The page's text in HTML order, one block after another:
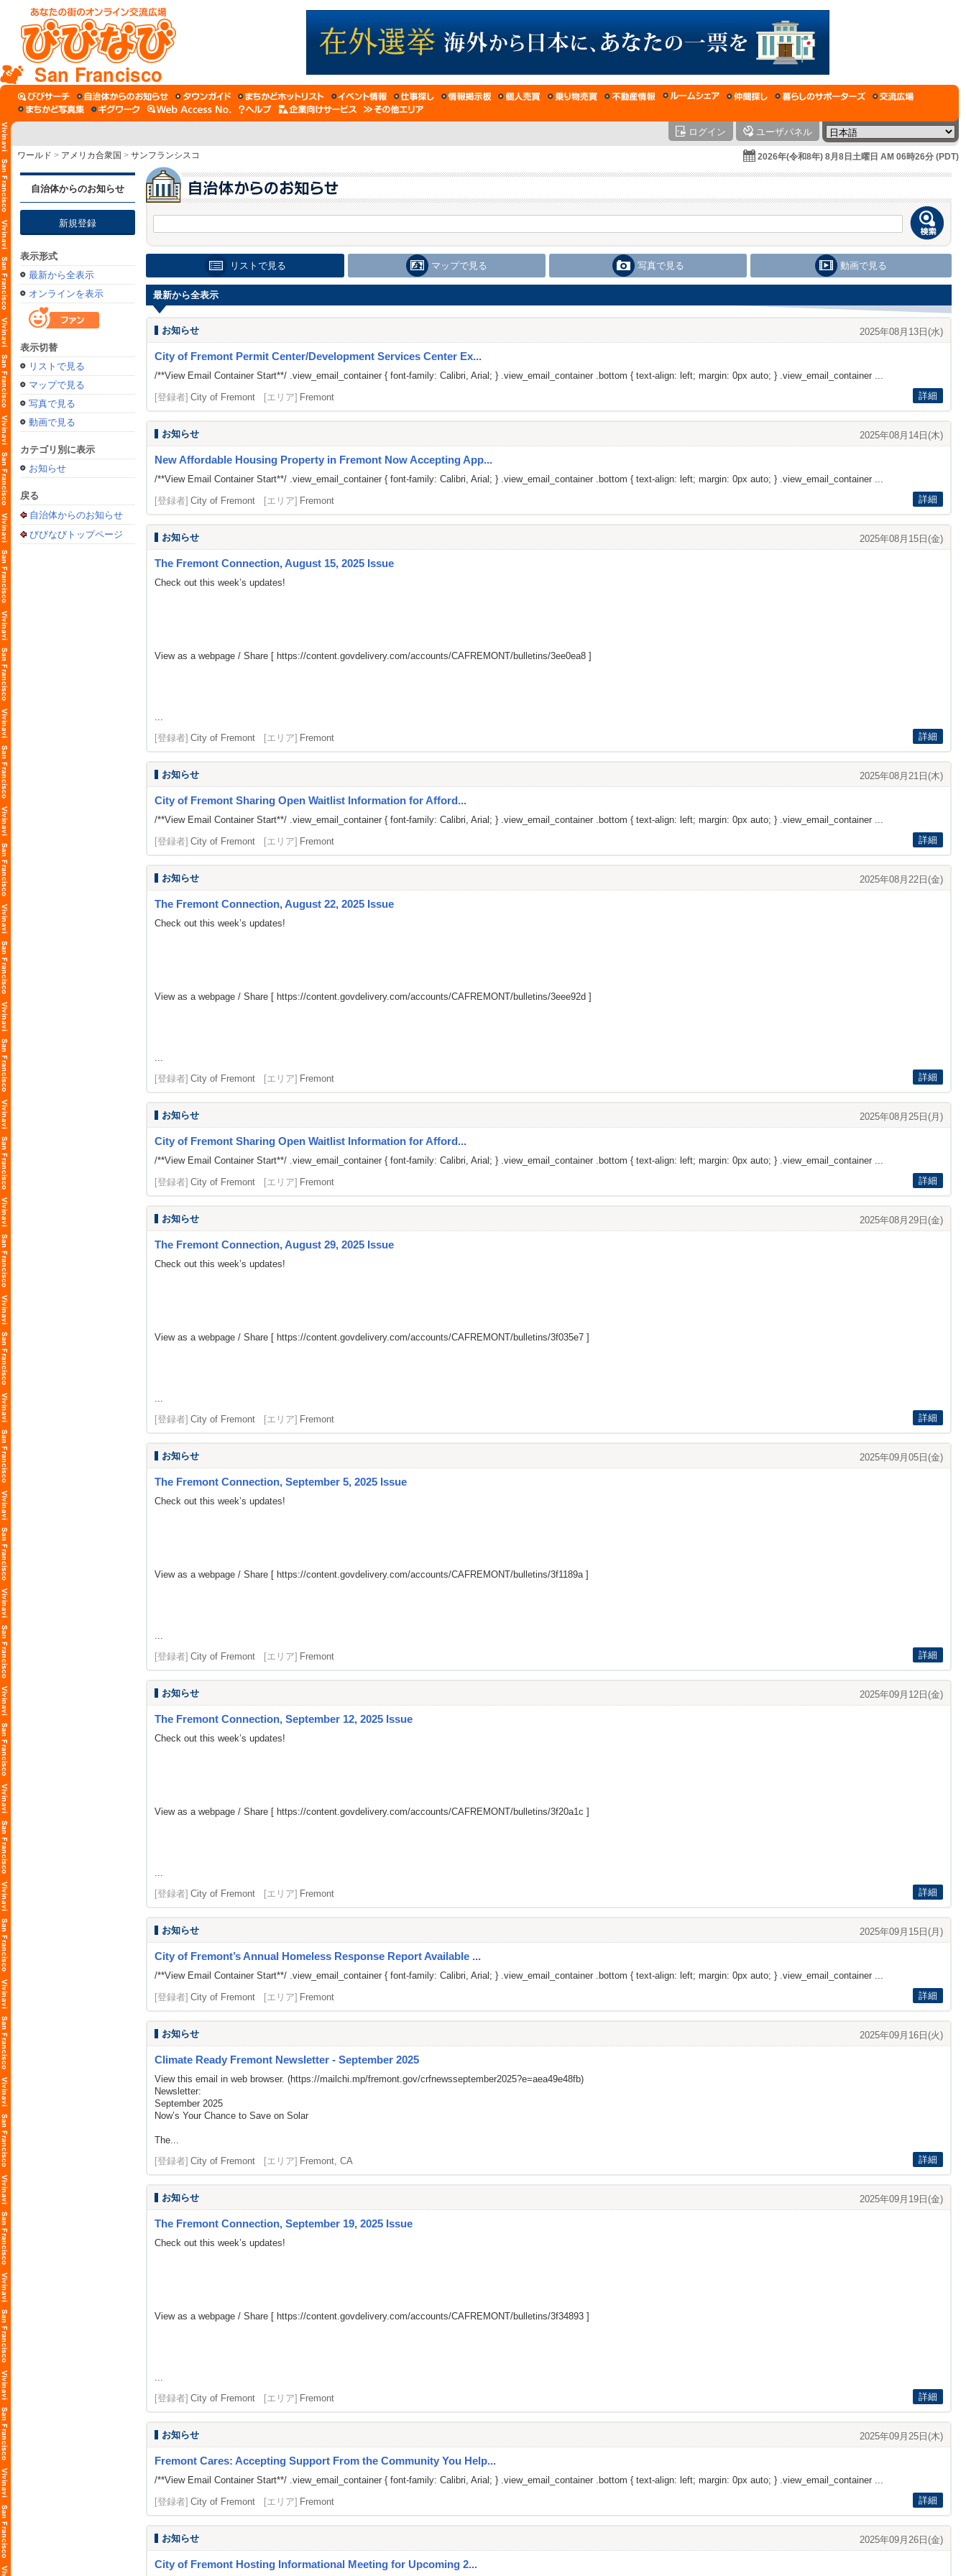
San Francisco
ログイン ユーザパネル
ワールド > アメリカ合衆国 > サンフランシスコ 2026年(令和8年) 8月8日土曜日 AM 06時26分 (PDT)
自治体からのお知らせ
新規登録
表示形式
最新から全表示
オンラインを表示
表示切替
リストで見る
マップで見る
写真で見る
動画で見る
カテゴリ別に表示
お知らせ
戻る
自治体からのお知らせ
びびなびトップページ
リストで見る マップで見る 写真で見る 動画で見る
最新から全表示
お知らせ 2025年08月13日(水)
City of Fremont Permit Center/Development Services Center Ex...
/**View Email Container Start**/ .view_email_container { font-family: Calibri, Arial; } .view_email_container .bottom { text-align: left; margin: 0px auto; } .view_email_container ...
[登録者] City of Fremont [エリア] Fremont 詳細
お知らせ 2025年08月14日(木)
New Affordable Housing Property in Fremont Now Accepting App...
/**View Email Container Start**/ .view_email_container { font-family: Calibri, Arial; } .view_email_container .bottom { text-align: left; margin: 0px auto; } .view_email_container ...
[登録者] City of Fremont [エリア] Fremont 詳細
お知らせ 2025年08月15日(金)
The Fremont Connection, August 15, 2025 Issue
Check out this week’s updates!
View as a webpage / Share [ https://content.govdelivery.com/accounts/CAFREMONT/bulletins/3ee0ea8 ]
...
[登録者] City of Fremont [エリア] Fremont 詳細
お知らせ 2025年08月21日(木)
City of Fremont Sharing Open Waitlist Information for Afford...
/**View Email Container Start**/ .view_email_container { font-family: Calibri, Arial; } .view_email_container .bottom { text-align: left; margin: 0px auto; } .view_email_container ...
[登録者] City of Fremont [エリア] Fremont 詳細
お知らせ 2025年08月22日(金)
The Fremont Connection, August 22, 2025 Issue
Check out this week’s updates!
View as a webpage / Share [ https://content.govdelivery.com/accounts/CAFREMONT/bulletins/3eee92d ]
...
[登録者] City of Fremont [エリア] Fremont 詳細
お知らせ 2025年08月25日(月)
City of Fremont Sharing Open Waitlist Information for Afford...
/**View Email Container Start**/ .view_email_container { font-family: Calibri, Arial; } .view_email_container .bottom { text-align: left; margin: 0px auto; } .view_email_container ...
[登録者] City of Fremont [エリア] Fremont 詳細
お知らせ 2025年08月29日(金)
The Fremont Connection, August 29, 2025 Issue
Check out this week’s updates!
View as a webpage / Share [ https://content.govdelivery.com/accounts/CAFREMONT/bulletins/3f035e7 ]
...
[登録者] City of Fremont [エリア] Fremont 詳細
お知らせ 2025年09月05日(金)
The Fremont Connection, September 5, 2025 Issue
Check out this week’s updates!
View as a webpage / Share [ https://content.govdelivery.com/accounts/CAFREMONT/bulletins/3f1189a]
...
[登録者] City of Fremont [エリア] Fremont 詳細
お知らせ 2025年09月12日(金)
The Fremont Connection, September 12, 2025 Issue
Check out this week’s updates!
View as a webpage / Share [ https://content.govdelivery.com/accounts/CAFREMONT/bulletins/3f20a1c ]
...
[登録者] City of Fremont [エリア] Fremont 詳細
お知らせ 2025年09月15日(月)
City of Fremont’s Annual Homeless Response Report Available ...
/**View Email Container Start**/ .view_email_container { font-family: Calibri, Arial; } .view_email_container .bottom { text-align: left; margin: 0px auto; } .view_email_container ...
[登録者] City of Fremont [エリア] Fremont 詳細
お知らせ 2025年09月16日(火)
Climate Ready Fremont Newsletter - September 2025
View this email in web browser. (https://mailchi.mp/fremont.gov/crfnewsseptember2025?e=aea49e48fb)
Newsletter:
September 2025
Now’s Your Chance to Save on Solar
The...
[登録者] City of Fremont [エリア] Fremont, CA 詳細
お知らせ 2025年09月19日(金)
The Fremont Connection, September 19, 2025 Issue
Check out this week’s updates!
View as a webpage / Share [ https://content.govdelivery.com/accounts/CAFREMONT/bulletins/3f34893 ]
...
[登録者] City of Fremont [エリア] Fremont 詳細
お知らせ 2025年09月25日(木)
Fremont Cares: Accepting Support From the Community You Help...
/**View Email Container Start**/ .view_email_container { font-family: Calibri, Arial; } .view_email_container .bottom { text-align: left; margin: 0px auto; } .view_email_container ...
[登録者] City of Fremont [エリア] Fremont 詳細
お知らせ 2025年09月26日(金)
City of Fremont Hosting Informational Meeting for Upcoming 2...